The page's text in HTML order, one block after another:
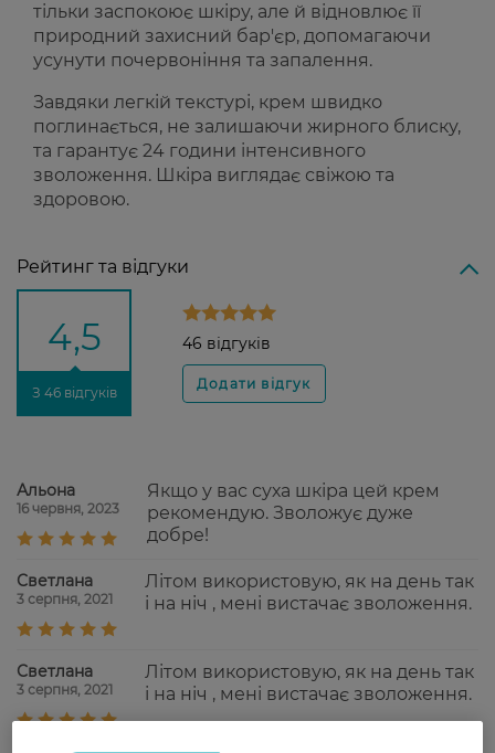
тільки заспокоює шкіру, але й відновлює її
природний захисний бар'єр, допомагаючи
усунути почервоніння та запалення.
Завдяки легкій текстурі, крем швидко
поглинається, не залишаючи жирного блиску,
та гарантує 24 години інтенсивного
зволоження. Шкіра виглядає свіжою та
здоровою.
Рейтинг та відгуки
4,5
З 46 відгуків
46 відгуків
Альона
16 червня, 2023
Якщо у вас суха шкіра цей крем
рекомендую. Зволожує дуже
добре!
Светлана
3 серпня, 2021
Літом використовую, як на день так
і на ніч , мені вистачає зволоження.
Светлана
3 серпня, 2021
Літом використовую, як на день так
і на ніч , мені вистачає зволоження.